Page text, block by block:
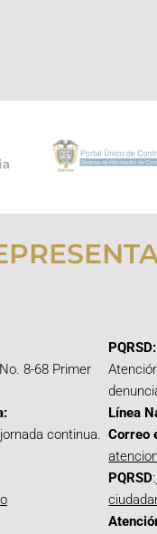
8-68 Primer
continua.
PQRSD:
Línea
Correo
PQRSD: